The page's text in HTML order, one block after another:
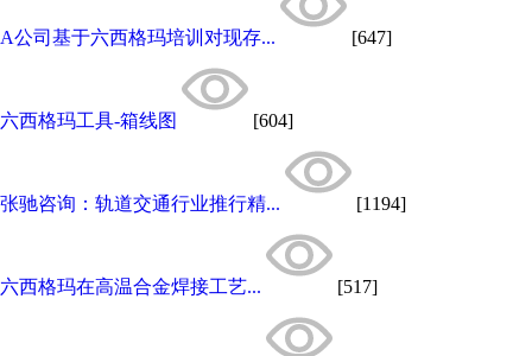
A公司基于六西格玛培训对现存... [647]
六西格玛工具-箱线图 [604]
张驰咨询：轨道交通行业推行精... [1194]
​六西格玛在高温合金焊接工艺... [517]